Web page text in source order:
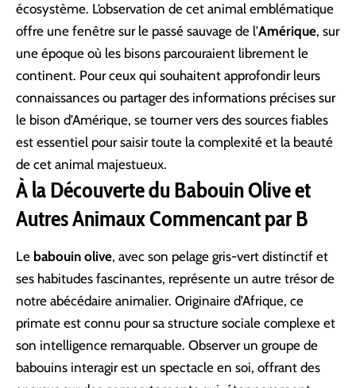
écosystème. L’observation de cet animal emblématique
offre une fenêtre sur le passé sauvage de l’Amérique, sur
une époque où les bisons parcouraient librement le
continent. Pour ceux qui souhaitent approfondir leurs
connaissances ou partager des informations précises sur
le bison d’Amérique, se tourner vers des sources fiables
est essentiel pour saisir toute la complexité et la beauté
de cet animal majestueux.
À la Découverte du Babouin Olive et
Autres Animaux Commencant par B
Le babouin olive, avec son pelage gris-vert distinctif et
ses habitudes fascinantes, représente un autre trésor de
notre abécédaire animalier. Originaire d’Afrique, ce
primate est connu pour sa structure sociale complexe et
son intelligence remarquable. Observer un groupe de
babouins interagir est un spectacle en soi, offrant des